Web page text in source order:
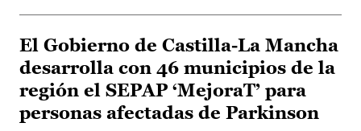
El Gobierno de Castilla-La Mancha
desarrolla con 46 municipios de la
región el SEPAP ‘MejoraT’ para
personas afectadas de Parkinson